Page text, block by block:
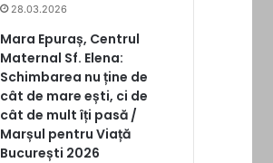
28.03.2026
Mara Epuraș, Centrul
Maternal Sf. Elena:
Schimbarea nu ține de
cât de mare ești, ci de
cât de mult îți pasă /
Marșul pentru Viață
București 2026